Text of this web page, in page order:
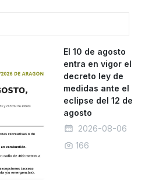
El 10 de agosto
entra en vigor el
decreto ley de
medidas ante el
eclipse del 12 de
agosto
2026-08-06
166